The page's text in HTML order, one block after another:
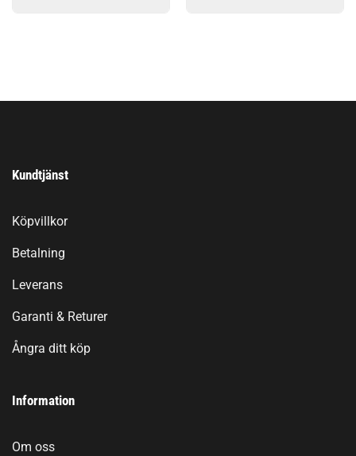
Kundtjänst
Köpvillkor
Betalning
Leverans
Garanti & Returer
Ångra ditt köp
Information
Om oss